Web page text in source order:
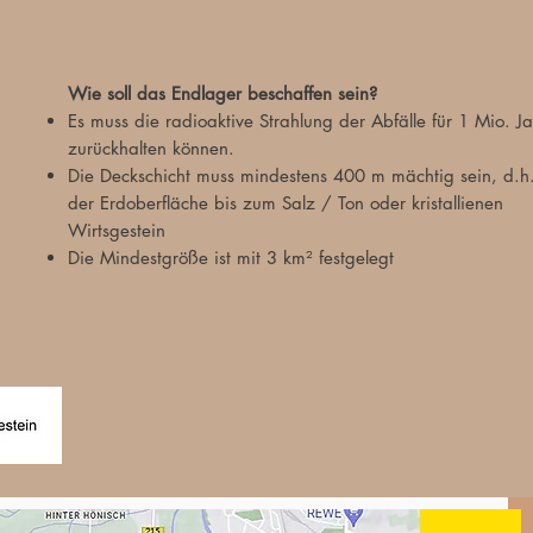
Wie soll das Endlager beschaffen sein?
Es muss die radioaktive Strahlung der Abfälle für 1 Mio.
zurückhalten können.
Die Deckschicht muss mindestens 400 m mächtig sein,
der Erdoberfläche bis zum Salz / Ton oder kristallienen
Wirtsgestein
Die Mindestgröße ist mit 3 km² festgelegt